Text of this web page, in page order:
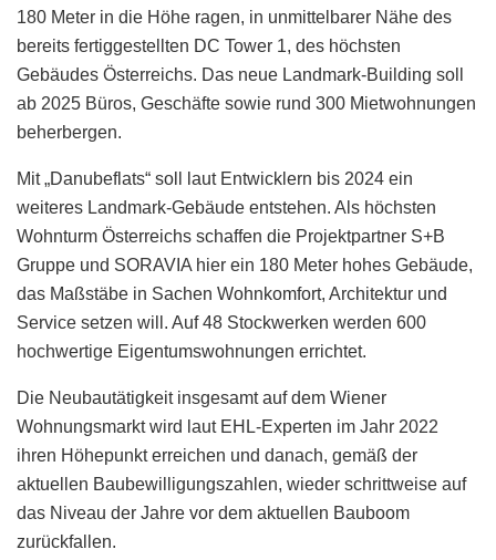
180 Meter in die Höhe ragen, in unmittelbarer Nähe des
bereits fertiggestellten DC Tower 1, des höchsten
Gebäudes Österreichs. Das neue Landmark-Building soll
ab 2025 Büros, Geschäfte sowie rund 300 Mietwohnungen
beherbergen.
Mit „Danubeflats“ soll laut Entwicklern bis 2024 ein
weiteres Landmark-Gebäude entstehen. Als höchsten
Wohnturm Österreichs schaffen die Projektpartner S+B
Gruppe und SORAVIA hier ein 180 Meter hohes Gebäude,
das Maßstäbe in Sachen Wohnkomfort, Architektur und
Service setzen will. Auf 48 Stockwerken werden 600
hochwertige Eigentumswohnungen errichtet.
Die Neubautätigkeit insgesamt auf dem Wiener
Wohnungsmarkt wird laut EHL-Experten im Jahr 2022
ihren Höhepunkt erreichen und danach, gemäß der
aktuellen Baubewilligungszahlen, wieder schrittweise auf
das Niveau der Jahre vor dem aktuellen Bauboom
zurückfallen.